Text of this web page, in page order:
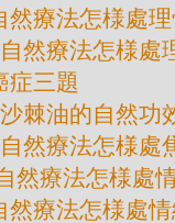
然療法怎様處
然療法怎様處
症三題
棘油的自然功
然療法怎様處
然療法怎様處
然療法怎様處